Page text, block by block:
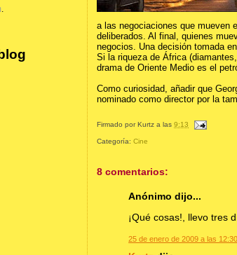
a las negociaciones que mueven
deliberados. Al final, quienes
negocios. Una decisión tomada
Si la riqueza de África
drama de Oriente Medio es el
Como curiosidad, añadir que
nominado como director por la
Firmado por Kurtz a las9:13
Categoría:Cine
8 comentarios:
Anónimo dijo...
¡Qué cosas!, llevo tres
25 de enero de 2009 a las 12:30